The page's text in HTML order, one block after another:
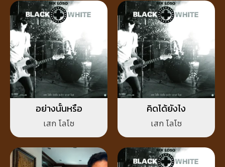
อย่างนั้นหรือ
เสก โลโซ
คิดได้ยังไง
เสก โลโซ